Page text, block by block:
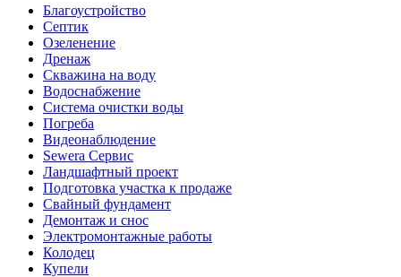
Благоустройство
Септик
Озеленение
Дренаж
Скважина на воду
Водоснабжение
Система очистки воды
Погреба
Видеонаблюдение
Sewera Сервис
Ландшафтный проект
Подготовка участка к продаже
Свайный фундамент
Демонтаж и снос
Электромонтажные работы
Колодец
Купели